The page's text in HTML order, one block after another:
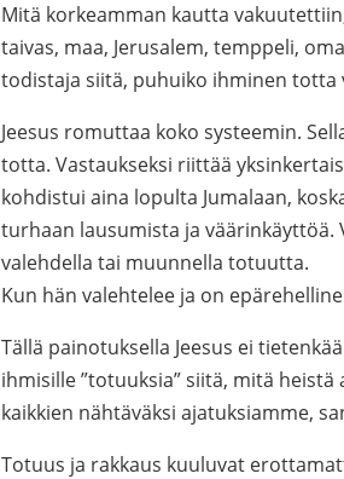
Mitä korkeamman kautta
taivas, maa, Jerusalem, temppeli,
todistaja siitä, puhuiko ihminen totta
Jeesus romuttaa koko systeemin.
totta. Vastaukseksi riittää
kohdistui aina lopulta Jumalaan,
turhaan lausumista ja
valehdella tai muunnella totuutta.
Kun hän valehtelee ja on
Tällä painotuksella Jeesus ei
ihmisille ”totuuksia” siitä, mitä
kaikkien nähtäväksi ajatuksiamme,
Totuus ja rakkaus kuuluvat